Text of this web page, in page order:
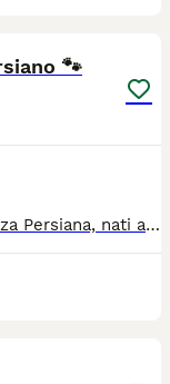
🐾
Disponibili 3 meravigliosi cuccioli di razza Persiana, nati ai primi di giugno: 2 maschietti e 1 femminuccia. ✨ Papà di alta genealogia ✨ Splendido pelo folto e caratteristico musetto persiano ✨ Cresciuti in ambiente familiare, abituati al contatto con le persone ✨ Già abituati all’uso della lettiera Cuccioli sani, socievoli e bellissimi, pronti per trovare una nuova famiglia amorevole. 📩 Per informazioni e foto/video aggiuntivi contattatemi in privato. 3287597498